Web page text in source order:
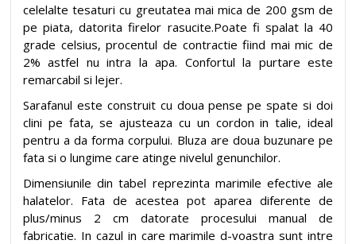
celelalte tesaturi cu greutatea mai mica de 200 gsm de
pe piata, datorita firelor rasucite.Poate fi spalat la 40
grade celsius, procentul de contractie fiind mai mic de
2% astfel nu intra la apa. Confortul la purtare este
remarcabil si lejer.
Sarafanul este construit cu doua pense pe spate si doi
clini pe fata, se ajusteaza cu un cordon in talie, ideal
pentru a da forma corpului. Bluza are doua buzunare pe
fata si o lungime care atinge nivelul genunchilor.
Dimensiunile din tabel reprezinta marimile efective ale
halatelor. Fata de acestea pot aparea diferente de
plus/minus 2 cm datorate procesului manual de
fabricatie. In cazul in care marimile d-voastra sunt intre